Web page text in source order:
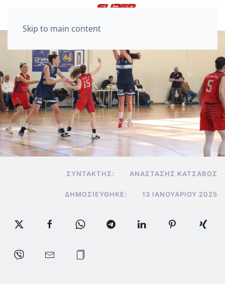
Skip to main content
ΣΥΝΤΆΚΤΗΣ: ΑΝΑΣΤΆΣΗΣ ΚΑΤΣΑΒΌΣ
ΔΗΜΟΣΙΕΎΘΗΚΕ: 13 ΙΑΝΟΥΑΡΊΟΥ 2025